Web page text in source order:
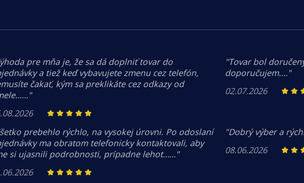
pre mňa je, že sa dá doplniť tovar do
a tiež keď vybavujete zmenu cez telefón,
čakať, kým sa preklikáte cez odkazy od
"Tovar bol
doporučujem.…"
02.07.2026
prebehlo rýchlo, na vysokej úrovni. Po odoslaní
ma obratom telefonicky kontaktovali, aby
si ujasnili podrobnosti, prípadne lehot……"
"Dobrý výber a
08.06.2026